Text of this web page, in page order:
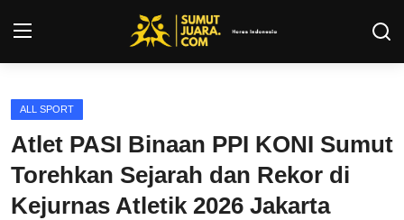
Login
Kontak
Tentang Kami
ALL SPORT
Atlet PASI Binaan PPI KONI Sumut
Torehkan Sejarah dan Rekor di
Kejurnas Atletik 2026 Jakarta